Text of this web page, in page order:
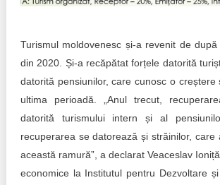
Aplică la BUNELE PRACTICI
Transparența întreprinderilor de stat
Cele mai bune și cele mai proaste
Turismul moldovenesc și-a revenit de
din 2020. Și-a recăpătat forțele datorită
datorită pensiunilor, care cunosc o creștere
ultima perioadă. „Anul trecut,
datorită turismului intern și al
recuperarea se datorează și străinilor, care
această ramură”, a declarat Veaceslav
economice la Institutul pentru Dezvoltare